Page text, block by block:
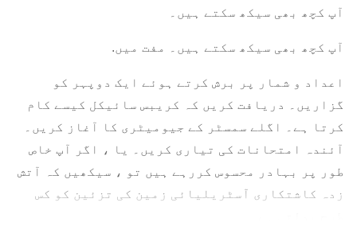
آپ کچھ بھی سیکھ سکتے ہیں۔
آپ کچھ بھی سیکھ سکتے ہیں۔ مفت میں.
اعداد و شمار پر برش کرتے ہوئے ایک دوپہر کو
گزاریں۔ دریافت کریں کہ کریبس سائیکل کیسے کام
کرتا ہے۔ اگلے سمسٹر کے جیومیٹری کا آغاز کریں۔
آئندہ امتحانات کی تیاری کریں۔ یا ، اگر آپ خاص
طور پر بہادر محسوس کررہے ہیں تو ، سیکھیں کہ آتش
زدہ کاشتکاری آسٹریلیائی زمین کی تزئین کو کس